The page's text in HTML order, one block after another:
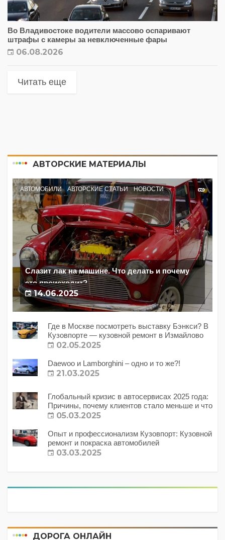
Во Владивостоке водители массово оспаривают
штрафы с камеры за невключенные фары
06.08.2026
Читать еще
АВТОРСКИЕ МАТЕРИАЛЫ
АВТОМОБИЛИ АВТОРСКИЕ СТАТЬИ НОВОСТИ
Слазит лак на машине. Что делать и почему
это происходит?
14.06.2025
Где в Москве посмотреть выставку Бэнкси? В
Кузовпорте — кузовной ремонт в Измайлово
02.05.2025
Daewoo и Lamborghini – одно и то же?!
21.03.2025
Глобальный кризис в автосервисах 2025 года:
Причины, почему клиентов стало меньше и что
с этим делать?
05.03.2025
Опыт и профессионализм Кузовпорт: Кузовной
ремонт и покраска автомобилей
03.03.2025
ДОРОГА ОНЛАЙН